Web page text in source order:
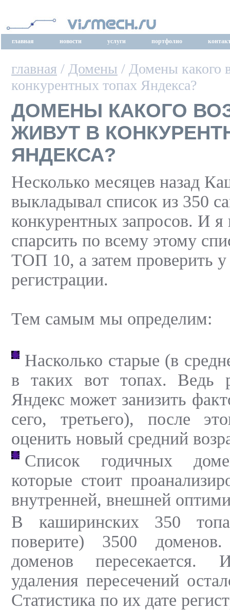
главная новости услуги портфолио
главная / Домены / Домены какого
конкурентных топах Яндекса?
ДОМЕНЫ КАКОГО
ЖИВУТ В
ЯНДЕКСА?
Несколько месяцев назад
выкладывал список из 350
конкурентных запросов. И я
спарсить по всему этому
ТОП 10, а затем проверить у
регистрации.
Тем самым мы определим:
Насколько старые (в
в таких вот топах. Ведь
Яндекс может занизить
сего, третьего), после
оценить новый средний
Список годичных
которые стоит
внутренней, внешней
В каширинских 350
поверите) 3500
доменов
удаления пересечений
Статистика по их дате